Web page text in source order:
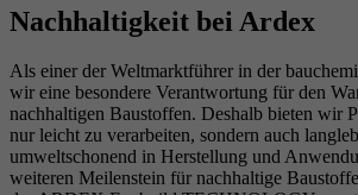
Nachhaltigkeit bei Ardex
Als einer der Weltmarktführer in der
wir eine besondere Verantwortung für den
nachhaltigen Baustoffen. Deshalb bieten wir
nur leicht zu verarbeiten, sondern auch
umweltschonend in Herstellung und
weiteren Meilenstein für nachhaltige